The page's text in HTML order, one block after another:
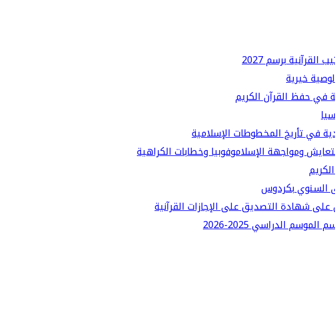
برسم 2027
خيرية
في حفظ القرآن الكريم
في تأريخ المخطوطات الإسلامية
ومواجهة الإسلاموفوبيا وخطابات الكراهية
السنوي بكردوس
شهادة التصديق على الإجازات القرآنية
الدراسي 2025-2026